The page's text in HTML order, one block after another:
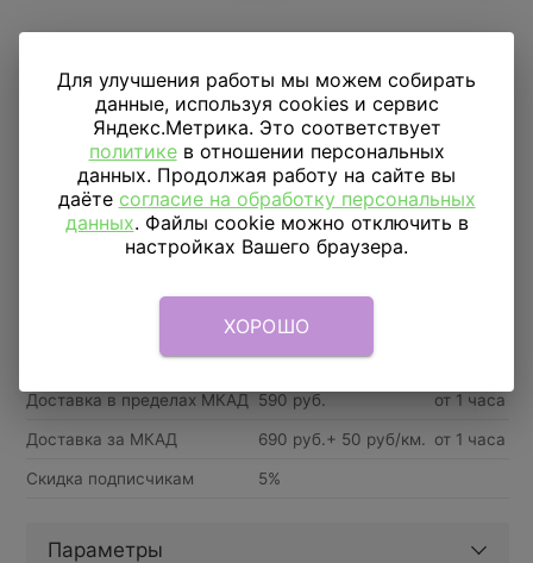
Товар в наличии
3 859₽
Цена за 25 шариков
25шт
Купить в 1 клик
ПО МОСКВЕ
Доставка в пределах МКАД 590 руб. от 1 часа
Доставка за МКАД 690 руб.+ 50 руб/км. от 1 часа
Скидка подписчикам 5%
Параметры
Для улучшения работы мы можем собирать
данные, используя cookies и сервис
Яндекс.Метрика. Это соответствует
политикев отношении персональных
данных. Продолжая работу на сайте вы
даёте согласие на обработку персональных
данных. Файлы cookie можно отключить в
настройках Вашего браузера.
ХОРОШО